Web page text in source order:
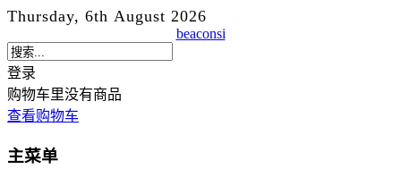
Thursday, 6th August 2026
beaconsi
登录
购物车里没有商品
查看购物车
主菜单